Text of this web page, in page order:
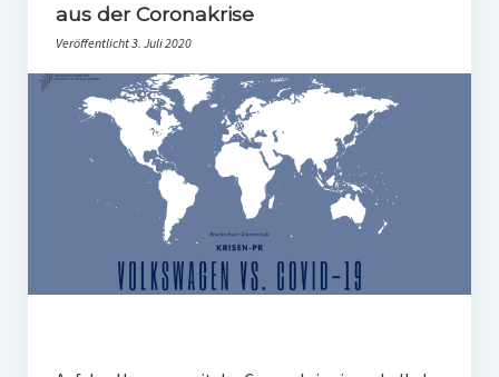
aus der Coronakrise
Veröffentlicht 3. Juli 2020